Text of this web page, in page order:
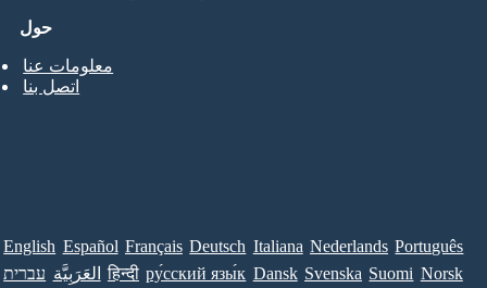
حول
معلومات عنا
اتصل بنا
English Español Français Deutsch Italiana Nederlands Português
עברית العَرَبِيَّة हिन्दी ру́сский язы́к Dansk Svenska Suomi Norsk